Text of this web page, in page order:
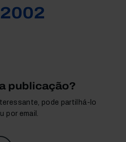
publicação?
pode partilhá-lo
por email.